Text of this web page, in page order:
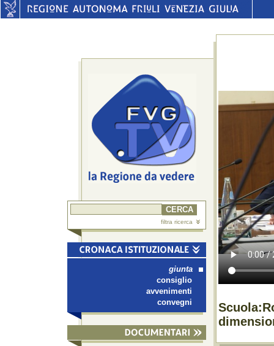
filtra ricerca
giunta
consiglio
avvenimenti
convegni